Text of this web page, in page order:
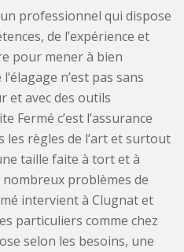
professionnel qui dispose
de l’expérience et
pour mener à bien
n’est pas sans
et avec des outils
Fermé c’est l’assurance
les règles de l’art et surtout
taille faite à tort et à
problèmes de
intervient à Clugnat et
particuliers comme chez
selon les besoins, une